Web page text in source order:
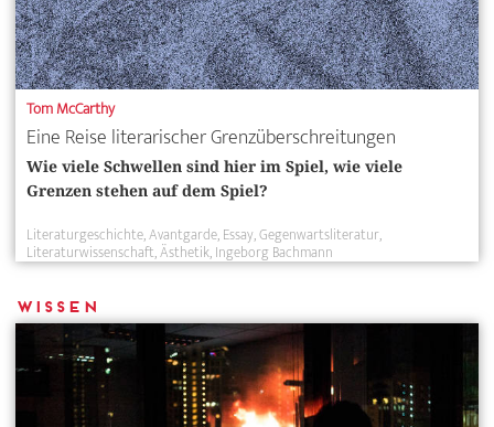
Tom McCarthy
Eine Reise literarischer Grenzüberschreitungen
Wie viele Schwellen sind hier im Spiel, wie viele
Grenzen stehen auf dem Spiel?
Literaturgeschichte Avantgarde Essay Gegenwartsliteratur
Literaturwissenschaft Ästhetik Ingeborg Bachmann
Wissen